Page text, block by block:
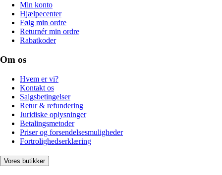
Min konto
Hjælpecenter
Følg min ordre
Returnér min ordre
Rabatkoder
Om os
Hvem er vi?
Kontakt os
Salgsbetingelser
Retur & refundering
Juridiske oplysninger
Betalingsmetoder
Priser og forsendelsesmuligheder
Fortrolighedserklæring
Vores butikker